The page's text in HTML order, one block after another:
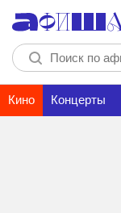
Кино Концерты